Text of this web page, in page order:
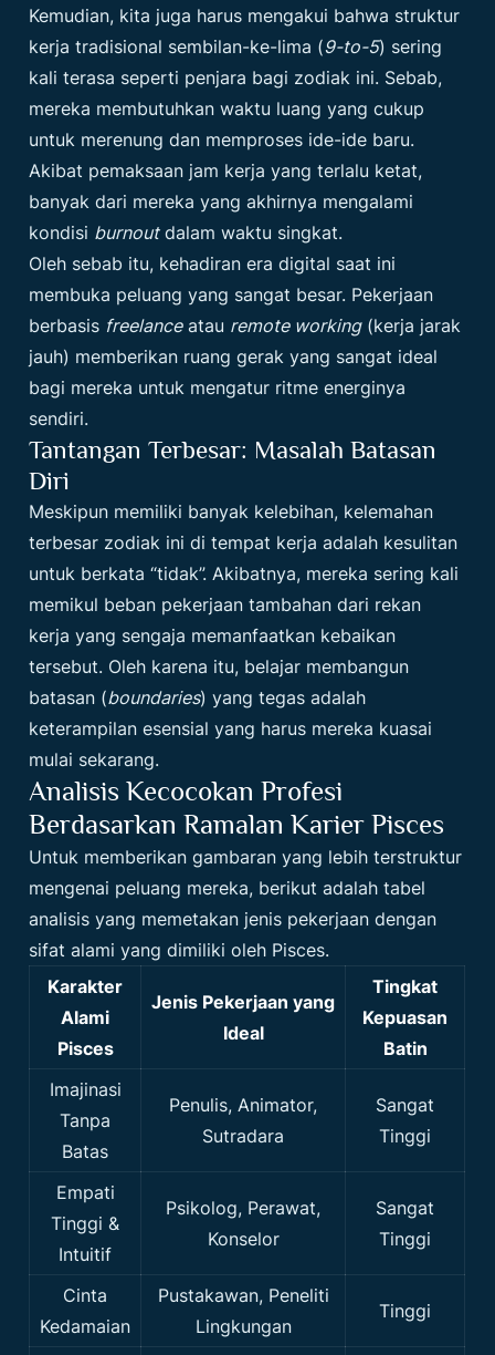
Kemudian, kita juga harus mengakui bahwa struktur
kerja tradisional sembilan-ke-lima (9-to-5) sering
kali terasa seperti penjara bagi zodiak ini. Sebab,
mereka membutuhkan waktu luang yang cukup
untuk merenung dan memproses ide-ide baru.
Akibat pemaksaan jam kerja yang terlalu ketat,
banyak dari mereka yang akhirnya mengalami
kondisi burnoutdalam waktu singkat.
Oleh sebab itu, kehadiran era digital saat ini
membuka peluang yang sangat besar. Pekerjaan
berbasis freelanceatau remote working(kerja jarak
jauh) memberikan ruang gerak yang sangat ideal
bagi mereka untuk mengatur ritme energinya
sendiri.
Tantangan Terbesar: Masalah Batasan
Diri
Meskipun memiliki banyak kelebihan, kelemahan
terbesar zodiak ini di tempat kerja adalah kesulitan
untuk berkata “tidak”. Akibatnya, mereka sering kali
memikul beban pekerjaan tambahan dari rekan
kerja yang sengaja memanfaatkan kebaikan
tersebut. Oleh karena itu, belajar membangun
batasan (boundaries) yang tegas adalah
keterampilan esensial yang harus mereka kuasai
mulai sekarang.
Analisis Kecocokan Profesi
Berdasarkan Ramalan Karier Pisces
Untuk memberikan gambaran yang lebih terstruktur
mengenai peluang mereka, berikut adalah tabel
analisis yang memetakan jenis pekerjaan dengan
sifat alami yang dimiliki oleh Pisces.
Karakter
Alami
Pisces
Jenis Pekerjaan yang
Ideal
Tingkat
Kepuasan
Batin
Imajinasi
Tanpa
Batas
Penulis, Animator,
Sutradara
Sangat
Tinggi
Empati
Tinggi &
Intuitif
Psikolog, Perawat,
Konselor
Sangat
Tinggi
Cinta
Kedamaian
Pustakawan, Peneliti
Lingkungan
Tinggi